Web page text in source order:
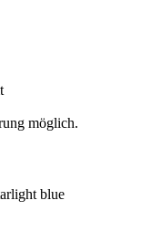
möglich.
blue